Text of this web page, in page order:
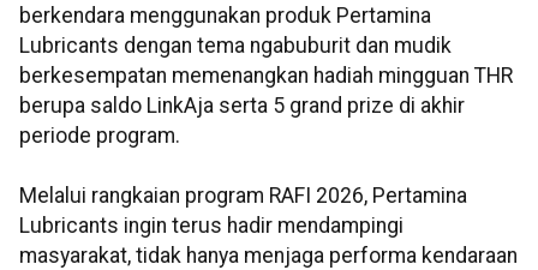
berkendara menggunakan produk Pertamina
Lubricants dengan tema ngabuburit dan mudik
berkesempatan memenangkan hadiah mingguan THR
berupa saldo LinkAja serta 5 grand prize di akhir
periode program.
Melalui rangkaian program RAFI 2026, Pertamina
Lubricants ingin terus hadir mendampingi
masyarakat, tidak hanya menjaga performa kendaraan